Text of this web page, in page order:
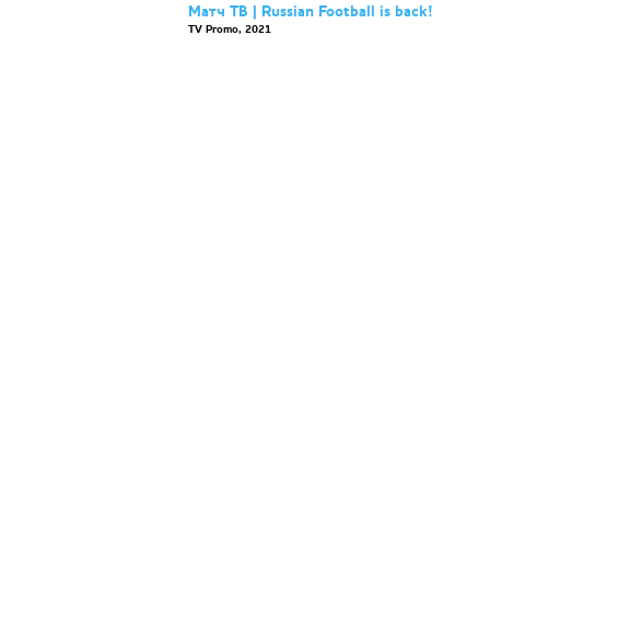
Матч ТВ | Russian Football is back!
TV Promo, 2021